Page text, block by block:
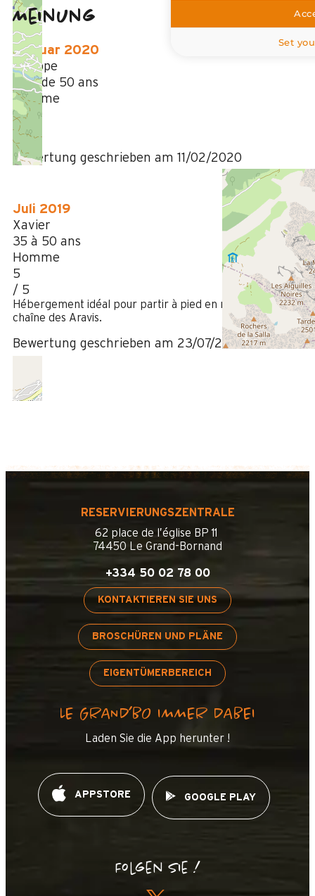
Meinung Meinung
Februar 2020
philippe
Plus de 50 ans
Homme
4
/ 5
Bewertung geschrieben am 11/02/2020
Juli 2019
Xavier
35 à 50 ans
Homme
5
/ 5
Hébergement idéal pour partir à pied en randonnée sur la
chaîne des Aravis.
Bewertung geschrieben am 23/07/2019
RESERVIERUNGSZENTRALE
62 place de l’église BP 11
74450 Le Grand-Bornand
+334 50 02 78 00
KONTAKTIEREN SIE UNS
BROSCHÜREN UND PLÄNE
EIGENTÜMERBEREICH
LE GRAND’BO IMMER DABEI
Laden Sie die App herunter !
APPSTORE GOOGLE PLAY
Folgen Sie !
Set